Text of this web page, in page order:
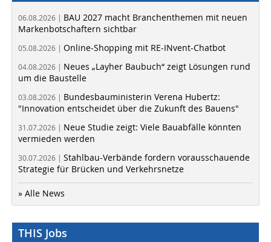
06.08.2026 | BAU 2027 macht Branchenthemen mit neuen
Markenbotschaftern sichtbar
05.08.2026 | Online-Shopping mit RE-INvent-Chatbot
04.08.2026 | Neues „Layher Baubuch“ zeigt Lösungen rund
um die Baustelle
03.08.2026 | Bundesbauministerin Verena Hubertz:
"Innovation entscheidet über die Zukunft des Bauens"
31.07.2026 | Neue Studie zeigt: Viele Bauabfälle könnten
vermieden werden
30.07.2026 | Stahlbau-Verbände fordern vorausschauende
Strategie für Brücken und Verkehrsnetze
» Alle News
THIS Jobs